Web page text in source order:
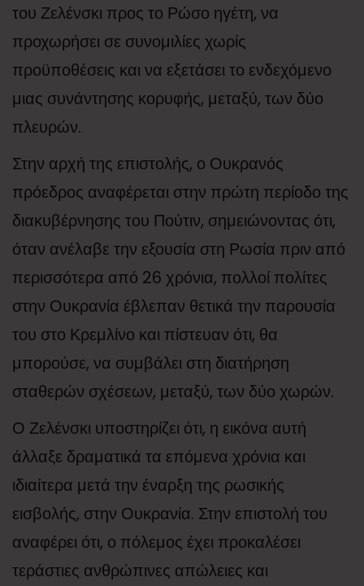
του Ζελένσκι προς το Ρώσο ηγέτη, να
προχωρήσει σε συνομιλίες χωρίς
προϋποθέσεις και να εξετάσει το ενδεχόμενο
μιας συνάντησης κορυφής, μεταξύ, των δύο
πλευρών.
Στην αρχή της επιστολής, ο Ουκρανός
πρόεδρος αναφέρεται στην πρώτη περίοδο της
διακυβέρνησης του Πούτιν, σημειώνοντας ότι,
όταν ανέλαβε την εξουσία στη Ρωσία πριν από
περισσότερα από 26 χρόνια, πολλοί πολίτες
στην Ουκρανία έβλεπαν θετικά την παρουσία
του στο Κρεμλίνο και πίστευαν ότι, θα
μπορούσε, να συμβάλει στη διατήρηση
σταθερών σχέσεων, μεταξύ, των δύο χωρών.
Ο Ζελένσκι υποστηρίζει ότι, η εικόνα αυτή
άλλαξε δραματικά τα επόμενα χρόνια και
ιδιαίτερα μετά την έναρξη της ρωσικής
εισβολής, στην Ουκρανία. Στην επιστολή του
αναφέρει ότι, ο πόλεμος έχει προκαλέσει
τεράστιες ανθρώπινες απώλειες και